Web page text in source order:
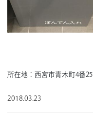
所在地：西宮市青木町4番25
2018.03.23